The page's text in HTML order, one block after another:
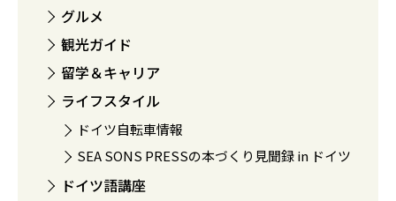
グルメ
観光ガイド
留学＆キャリア
ライフスタイル
ドイツ自転車情報
SEA SONS PRESSの本づくり見聞録 in ドイツ
ドイツ語講座